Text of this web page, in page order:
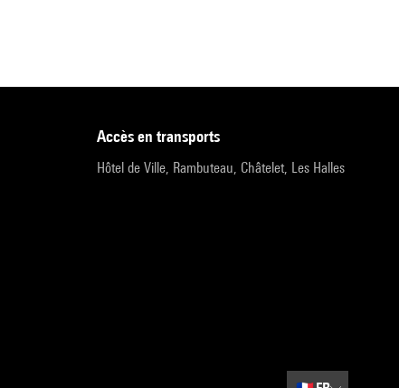
accès en transports
Hôtel de Ville, Rambuteau, Châtelet, Les Halles